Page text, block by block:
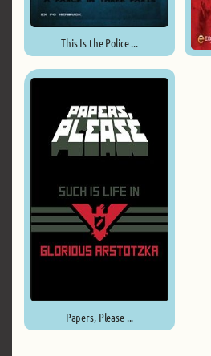
This Is the Police ...
Papers, Please ...